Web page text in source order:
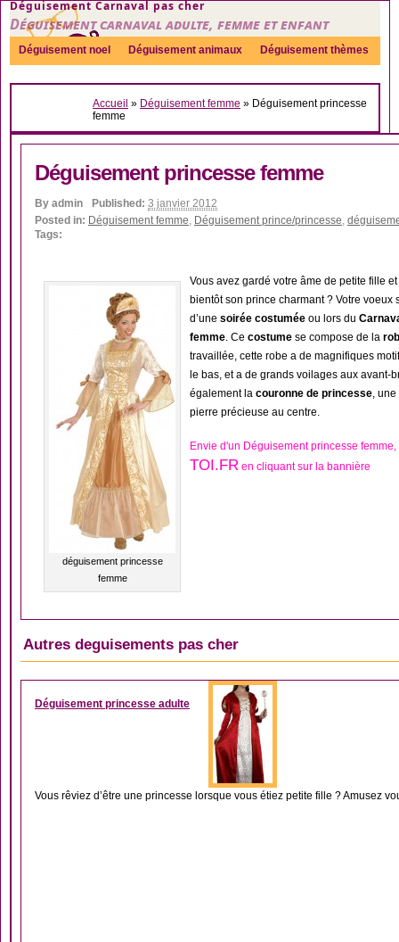
Déguisement Carnaval pas cher
Déguisement carnaval adulte, femme et enfant
Déguisement noel Déguisement animaux Déguisement thèmes
Sexy Déguisement couple Déguisements par genre Idées
Accueil » Déguisement femme » Déguisement princesse
femme
Déguisement princesse femme
By admin Published: 3 janvier 2012
Posted in: Déguisement femme, Déguisement prince/princesse,
Tags:
déguisement princesse
femme
Vous avez gardé votre âme de petite fille
bientôt son prince charmant ? Votre
d’une soirée costumée ou lors du
femme. Ce costume se compose de la
travaillée, cette robe a de magnifiques
le bas, et a de grands voilages aux avant-
également la couronne de princesse,
pierre précieuse au centre.
Envie d'un Déguisement princesse
TOI.FR en cliquant sur la bannière
Autres deguisements pas cher
DÉGUISEMENT
Déguisement princesse adulte
Vous rêviez d’être une princesse lorsque vous étiez petite fille ? Amusez